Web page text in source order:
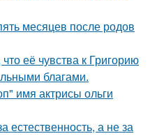
месяцев после родов
её чувства к Григорию
благами.
имя актрисы ольги
естественность, а не за